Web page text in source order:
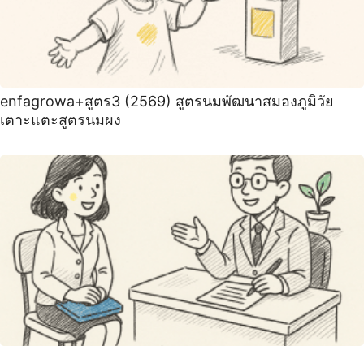
enfagrowa+สูตร3 (2569) สูตรนมพัฒนาสมองภูมิวัย
เตาะแตะสูตรนมผง